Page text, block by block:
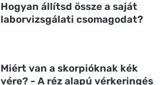
Hogyan állítsd össze a saját
laborvizsgálati csomagodat?
Miért van a skorpióknak kék
vére? - A réz alapú vérkeringés